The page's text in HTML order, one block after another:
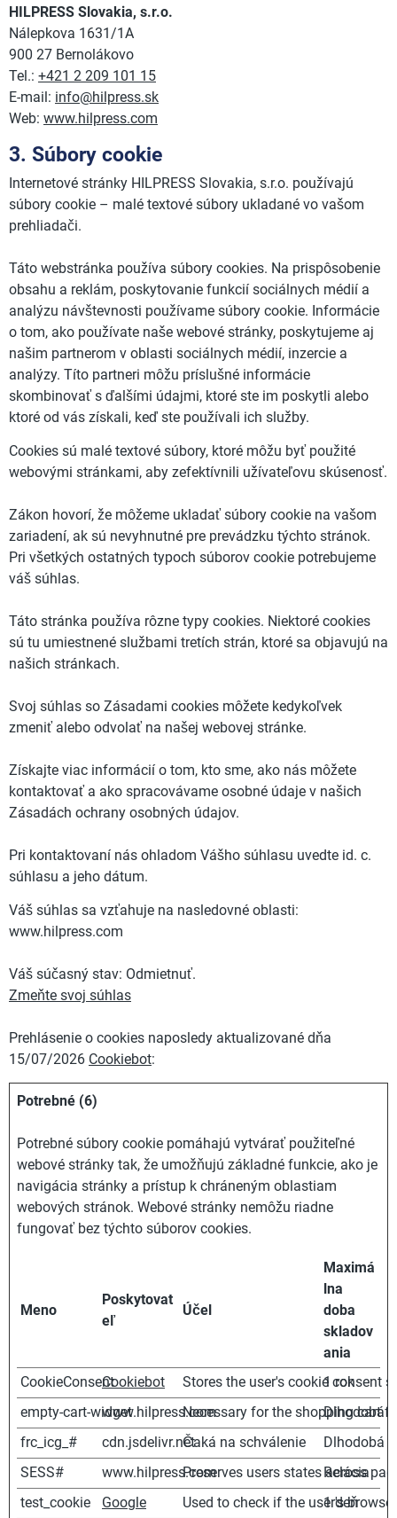
HILPRESS Slovakia, s.r.o.
Nálepkova 1631/1A
900 27 Bernolákovo
Tel.: +421 2 209 101 15
E-mail: info@hilpress.sk
Web: www.hilpress.com
3. Súbory cookie
Internetové stránky HILPRESS Slovakia, s.r.o. používajú
súbory cookie – malé textové súbory ukladané vo vašom
prehliadači.
Táto webstránka používa súbory cookies. Na prispôsobenie
obsahu a reklám, poskytovanie funkcií sociálnych médií a
analýzu návštevnosti používame súbory cookie. Informácie
o tom, ako používate naše webové stránky, poskytujeme aj
našim partnerom v oblasti sociálnych médií, inzercie a
analýzy. Títo partneri môžu príslušné informácie
skombinovať s ďalšími údajmi, ktoré ste im poskytli alebo
ktoré od vás získali, keď ste používali ich služby.
Cookies sú malé textové súbory, ktoré môžu byť použité
webovými stránkami, aby zefektívnili užívateľovu skúsenosť.
Zákon hovorí, že môžeme ukladať súbory cookie na vašom
zariadení, ak sú nevyhnutné pre prevádzku týchto stránok.
Pri všetkých ostatných typoch súborov cookie potrebujeme
váš súhlas.
Táto stránka používa rôzne typy cookies. Niektoré cookies
sú tu umiestnené službami tretích strán, ktoré sa objavujú na
našich stránkach.
Svoj súhlas so Zásadami cookies môžete kedykoľvek
zmeniť alebo odvolať na našej webovej stránke.
Získajte viac informácií o tom, kto sme, ako nás môžete
kontaktovať a ako spracovávame osobné údaje v našich
Zásadách ochrany osobných údajov.
Pri kontaktovaní nás ohladom Vášho súhlasu uvedte id. c.
súhlasu a jeho dátum.
Váš súhlas sa vzťahuje na nasledovné oblasti:
www.hilpress.com
Váš súčasný stav: Odmietnuť.
Zmeňte svoj ​​súhlas
Prehlásenie o cookies naposledy aktualizované dňa
15/07/2026 Cookiebot:
Potrebné (6)
Potrebné súbory cookie pomáhajú vytvárať použiteľné
webové stránky tak, že umožňujú základné funkcie, ako je
navigácia stránky a prístup k chráneným oblastiam
webových stránok. Webové stránky nemôžu riadne
fungovať bez týchto súborov cookies.
Meno
Poskytovat
eľ
Účel
Maximá
lna
doba
skladov
ania
CookieConsentCookiebot Stores the user's cookie consent
1 rok
empty-cart-widgetwww.hilpress.comNecessary for the shopping cart
Dlhodobá
frc_icg_#
cdn.jsdelivr.netČaká na schválenie
Dlhodobá
SESS#
www.hilpress.comPreserves users states across
Relácia
test_cookie
Google Used to check if the user's
1 deň